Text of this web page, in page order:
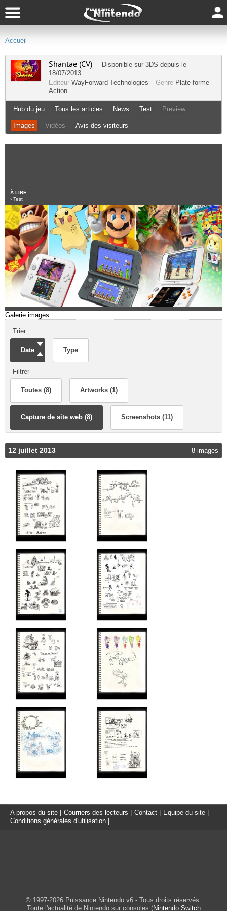
Accueil
Shantae (CV) Disponible sur 3DS depuis le
18/07/2013
Editeur WayForward Technologies Genre Plate-forme
Action
Hub du jeu Tous les articles News Test Preview
Images Vidéos Avis des visiteurs
À LIRE :
› Test
Galerie images
Trier
Date Type
Filtrer
Toutes (8) Artworks (1)
Capture de site web (8) Screenshots (11)
12 juillet 2013 8 images
A propos du site Courriers des lecteurs Contact Equipe du site
Conditions générales d'utilisation
© 1997-2026 Puissance Nintendo v6 - Tous droits réservés.
Toute l'actualité de Nintendo sur consoles (Nintendo Switch